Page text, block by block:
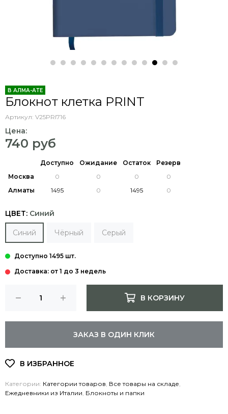
В АЛМА-АТЕ
Блокнот клетка PRINT
Артикул: V25PRI716
Цена:
740 руб
Доступно Ожидание Остаток
Резерв
Москва
Алматы
ЦВЕТ: Синий
Синий Чёрный Серый
Доставка: от 1 до 3 недель
В КОРЗИНУ
ЗАКАЗ В ОДИН КЛИК
Категории: Категории товаров Все товары на складе
Ежедневники из Италии Блокноты и папки